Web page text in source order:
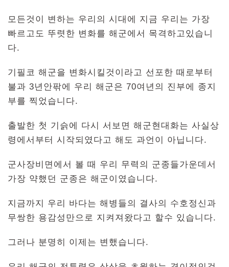
모든것이 변하는 우리의 시대에 지금 우리는 가장
빠르고도 뚜렷한 변화를 해군에서 목격하고있습니
다.
기필코 해군을 변화시킬것이라고 선포한 때로부터
불과 3년안팎에 우리 해군은 70여년의 진부에 종지
부를 찍었습니다.
출발한 첫 기슭에 다시 서보면 해군현대화는 사실상
령에서부터 시작되였다고 해도 과언이 아닙니다.
군사장비면에서 볼 때 우리 무력의 군종들가운데서
가장 약했던 군종은 해군이였습니다.
지금까지 우리 바다는 해병들의 결사의 수호정신과
무쌍한 용감성만으로 지켜져왔다고 할수 있습니다.
그러나 분명히 이제는 변했습니다.